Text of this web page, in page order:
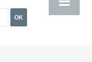
OK